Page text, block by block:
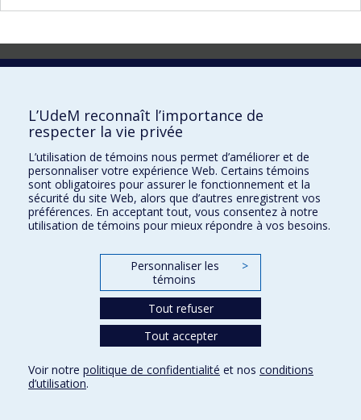
Laboratoire d'innovation
Vice-rectorat aux affaires étudiantes et aux études
Inven_T
Consortium Santé Numérique
Place aux Premiers Peuples
Conditions d’utilisation
L’UdeM reconnaît l’importance de
respecter la vie privée
L’utilisation de témoins nous permet d’améliorer et de
personnaliser votre expérience Web. Certains témoins
sont obligatoires pour assurer le fonctionnement et la
sécurité du site Web, alors que d’autres enregistrent vos
préférences. En acceptant tout, vous consentez à notre
utilisation de témoins pour mieux répondre à vos besoins.
Personnaliser les
témoins
>
Tout refuser
Tout accepter
Voir notre politique de confidentialité et nos conditions
d’utilisation.